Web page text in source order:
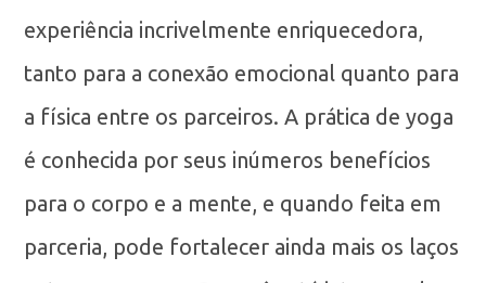
experiência incrivelmente enriquecedora,
tanto para a conexão emocional quanto para
a física entre os parceiros. A prática de yoga
é conhecida por seus inúmeros benefícios
para o corpo e a mente, e quando feita em
parceria, pode fortalecer ainda mais os laços